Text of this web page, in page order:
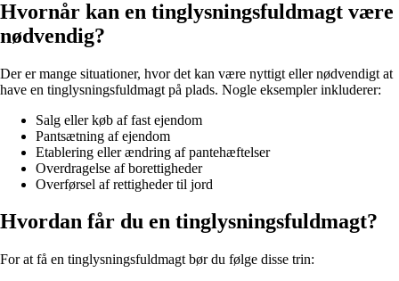
Hvornår kan en tinglysningsfuldmagt være
nødvendig?
Der er mange situationer, hvor det kan være nyttigt eller nødvendigt at
have en tinglysningsfuldmagt på plads. Nogle eksempler inkluderer:
Salg eller køb af fast ejendom
Pantsætning af ejendom
Etablering eller ændring af pantehæftelser
Overdragelse af borettigheder
Overførsel af rettigheder til jord
Hvordan får du en tinglysningsfuldmagt?
For at få en tinglysningsfuldmagt bør du følge disse trin: